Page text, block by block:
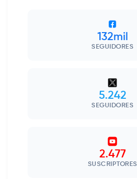
132mil
SEGUIDORES
5.242
SEGUIDORES
2.477
SUSCRIPTORES